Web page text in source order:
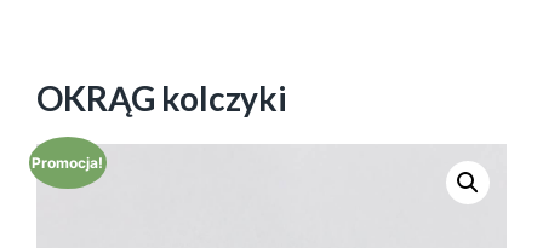
OKRĄG kolczyki
Promocja!